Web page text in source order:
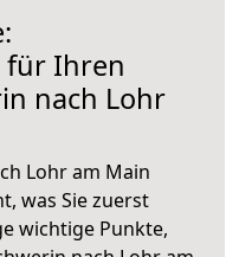
für Ihren
nach Lohr
Lohr am Main
was Sie zuerst
wichtige Punkte,